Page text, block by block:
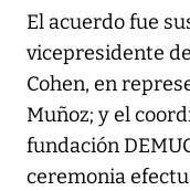
El acuerdo fue
vicepresidente
Cohen, en
Muñoz; y el
fundación
ceremonia